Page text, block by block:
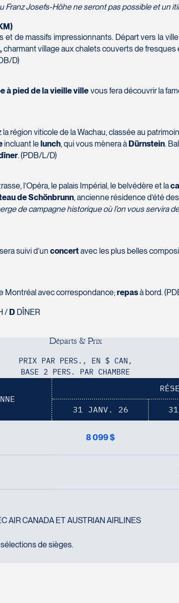
Franz Josefs-Höhe ne seront pas possible et un
de massifs impressionnants. Départ vers la
charmant village aux chalets couverts de
D)
à pied de la vieille ville vous fera découvrir la
région viticole de la Wachau, classée au
incluant le lunch, qui vous mènera à Dürnstein.
. (PDB/L/D)
l’Opéra, le palais Impérial, le belvédère et la
de Schönbrunn, ancienne résidence d’été
de campagne historique où l’on vous servira
sera suivi d’unconcertavec les plus belles
Montréal avec correspondance;repasà bord.
/ DDÎNER
Départs & Prix
PRIX PAR PERS., EN $ CAN,
BASE 2 PERS. PAR CHAMBRE
31 JANV. 26
8 099 $
AIR CANADA ET AUSTRIAN AIRLINES
de sièges.